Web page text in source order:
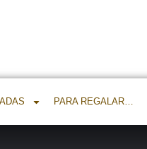
PARA REGALAR…